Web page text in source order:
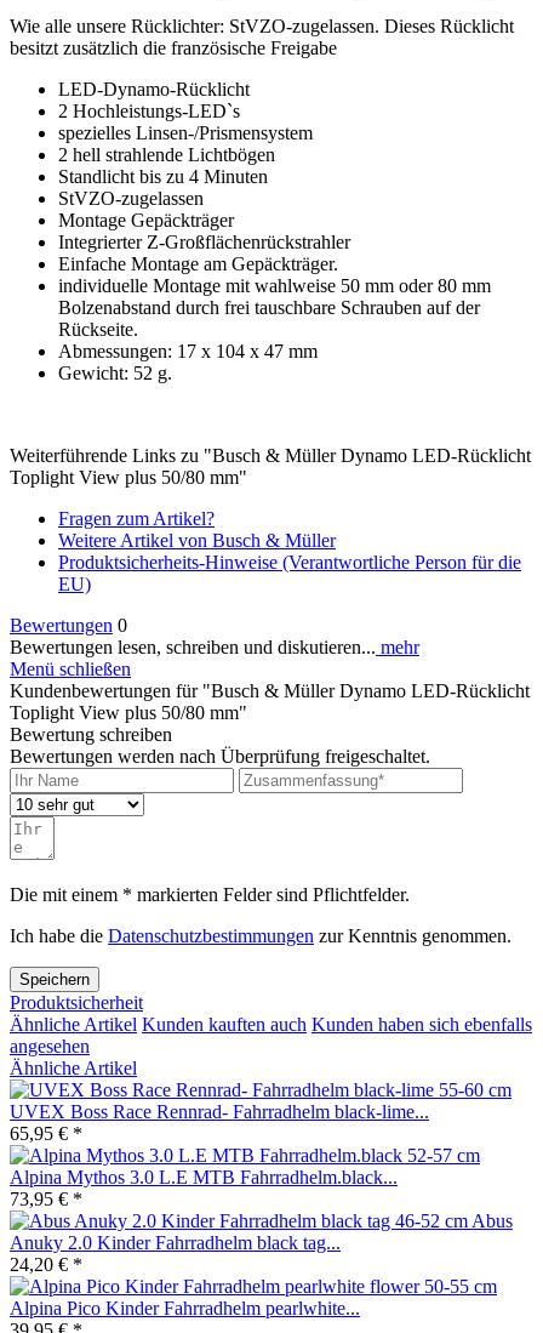
Wie alle unsere Rücklichter: StVZO-zugelassen. Dieses Rücklicht
besitzt zusätzlich die französische Freigabe
LED-Dynamo-Rücklicht
2 Hochleistungs-LED`s
spezielles Linsen-/Prismensystem
2 hell strahlende Lichtbögen
Standlicht bis zu 4 Minuten
StVZO-zugelassen
Montage Gepäckträger
Integrierter Z-Großflächenrückstrahler
Einfache Montage am Gepäckträger.
individuelle Montage mit wahlweise 50 mm oder 80 mm
Bolzenabstand durch frei tauschbare Schrauben auf der
Rückseite.
Abmessungen: 17 x 104 x 47 mm
Gewicht: 52 g.
Weiterführende Links zu "Busch & Müller Dynamo LED-Rücklicht
Toplight View plus 50/80 mm"
Fragen zum Artikel?
Weitere Artikel von Busch & Müller
Produktsicherheits-Hinweise (Verantwortliche Person für die
EU)
Bewertungen 0
Bewertungen lesen, schreiben und diskutieren... mehr
Menü schließen
Kundenbewertungen für "Busch & Müller Dynamo LED-Rücklicht
Toplight View plus 50/80 mm"
Bewertung schreiben
Bewertungen werden nach Überprüfung freigeschaltet.
Die mit einem * markierten Felder sind Pflichtfelder.
Ich habe die Datenschutzbestimmungen zur Kenntnis genommen.
Speichern
Produktsicherheit
Ähnliche Artikel Kunden kauften auch Kunden haben sich ebenfalls
angesehen
Ähnliche Artikel
UVEX Boss Race Rennrad- Fahrradhelm black-lime...
65,95 € *
Alpina Mythos 3.0 L.E MTB Fahrradhelm.black...
73,95 € *
Abus
Anuky 2.0 Kinder Fahrradhelm black tag...
24,20 € *
Alpina Pico Kinder Fahrradhelm pearlwhite...